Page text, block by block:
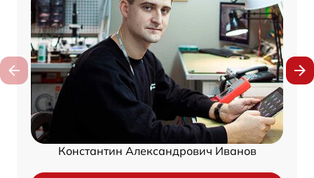
Константин Александрович Иванов